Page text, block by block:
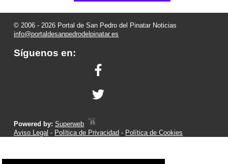
© 2006 - 2026 Portal de San Pedro del Pinatar Noticias
info@portaldesanpedrodelpinatar.es
Síguenos en:
Powered by:Superweb
Aviso Legal - Política de Privacidad - Política de Cookies